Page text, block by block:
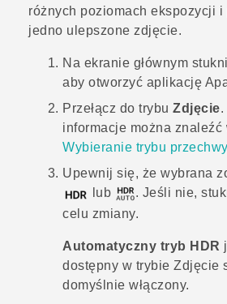
różnych poziomach ekspozycji i
jedno ulepszone zdjęcie.
Na ekranie głównym
aby otworzyć aplikację
Przełącz do trybu Zdjęcie.
informacje można znaleźć
Wybieranie trybu
Upewnij się, że wybrana
lub
. Jeśli nie,
celu zmiany.
Automatyczny tryb HDR
dostępny w trybie Zdjęcie
domyślnie włączony.